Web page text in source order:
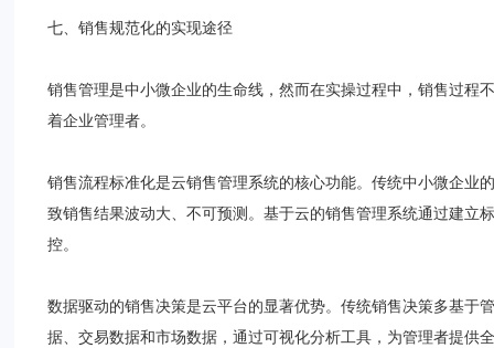
七、销售规范化的实现途径
销售管理是中小微企业的生命线，然而在实操过程中，销售过程
着企业管理者。
销售流程标准化是云销售管理系统的核心功能。传统中小微企业
致销售结果波动大、不可预测。基于云的销售管理系统通过建立
控。
数据驱动的销售决策是云平台的显著优势。传统销售决策多基于
据、交易数据和市场数据，通过可视化分析工具，为管理者提供